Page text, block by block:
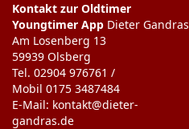
Kontakt zur Oldtimer
Youngtimer App Dieter Gandras
Am Losenberg 13
59939 Olsberg
Tel. 02904 976761 /
Mobil 0175 3487484
E-Mail: kontakt@dieter-
gandras.de